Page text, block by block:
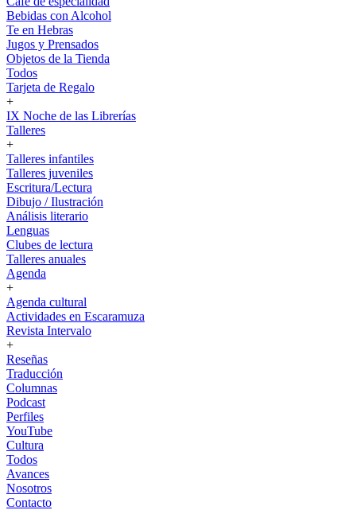
Bebidas con Alcohol
Te en Hebras
Jugos y Prensados
Objetos de la Tienda
Todos
Tarjeta de Regalo
+
IX Noche de las Librerías
Talleres
+
Talleres infantiles
Talleres juveniles
Escritura/Lectura
Dibujo / Ilustración
Análisis literario
Lenguas
Clubes de lectura
Talleres anuales
Agenda
+
Agenda cultural
Actividades en Escaramuza
Revista Intervalo
+
Reseñas
Traducción
Columnas
Podcast
Perfiles
YouTube
Cultura
Todos
Avances
Nosotros
Contacto